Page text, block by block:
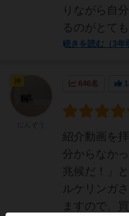
りながら自
るのがとて
続きを読む（3年
646名
紹介動画を
分からなか
兆候だ！」
ルケリンガ
ますので、
神